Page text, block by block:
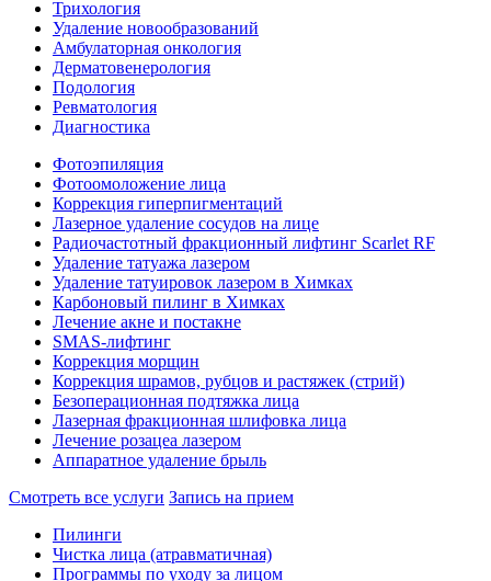
Трихология
Удаление новообразований
Амбулаторная онкология
Дерматовенерология
Подология
Ревматология
Диагностика
Фотоэпиляция
Фотоомоложение лица
Коррекция гиперпигментаций
Лазерное удаление сосудов на лице
Радиочастотный фракционный лифтинг Scarlet RF
Удаление татуажа лазером
Удаление татуировок лазером в Химках
Карбоновый пилинг в Химках
Лечение акне и постакне
SMAS-лифтинг
Коррекция морщин
Коррекция шрамов, рубцов и растяжек (стрий)
Безоперационная подтяжка лица
Лазерная фракционная шлифовка лица
Лечение розацеа лазером
Аппаратное удаление брыль
Смотреть все услуги Запись на прием
Пилинги
Чистка лица (атравматичная)
Программы по уходу за лицом